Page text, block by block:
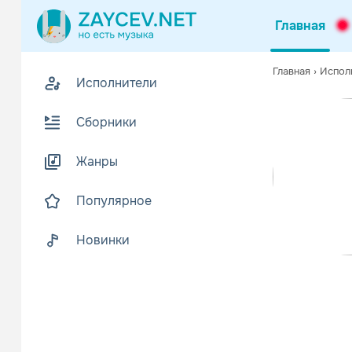
Главная
Исполнители
Сборники
Жанры
Популярное
Новинки
Главная ›
Андрей